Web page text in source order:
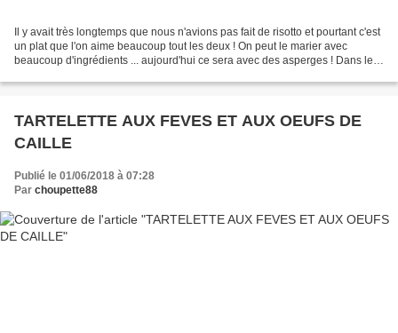
Il y avait très longtemps que nous n'avions pas fait de risotto et pourtant c'est
un plat que l'on aime beaucoup tout les deux ! On peut le marier avec
beaucoup d'ingrédients ... aujourd'hui ce sera avec des asperges ! Dans les
TARTELETTE AUX FEVES ET AUX OEUFS DE
CAILLE
Publié le 01/06/2018 à 07:28
Par choupette88